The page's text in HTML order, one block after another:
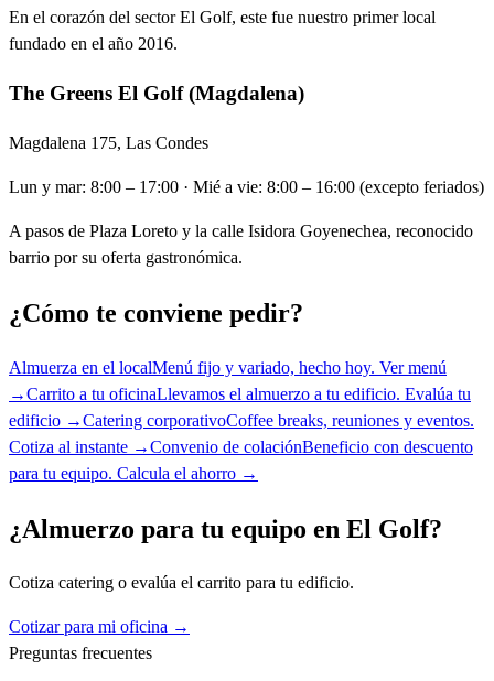
En el corazón del sector El Golf, este fue nuestro primer local
fundado en el año 2016.
The Greens El Golf (Magdalena)
Magdalena 175, Las Condes
Lun y mar: 8:00 – 17:00 · Mié a vie: 8:00 – 16:00 (excepto feriados)
A pasos de Plaza Loreto y la calle Isidora Goyenechea, reconocido
barrio por su oferta gastronómica.
¿Cómo te conviene pedir?
Almuerza en el localMenú fijo y variado, hecho hoy. Ver menú
→Carrito a tu oficinaLlevamos el almuerzo a tu edificio. Evalúa tu
edificio →Catering corporativoCoffee breaks, reuniones y eventos.
Cotiza al instante →Convenio de colaciónBeneficio con descuento
para tu equipo. Calcula el ahorro →
¿Almuerzo para tu equipo en El Golf?
Cotiza catering o evalúa el carrito para tu edificio.
Cotizar para mi oficina →
Preguntas frecuentes